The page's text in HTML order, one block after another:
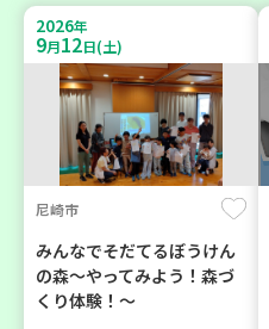
2026年
9月12日(土)
尼崎市
みんなでそだてるぼうけん
の森～やってみよう！森づ
くり体験！～